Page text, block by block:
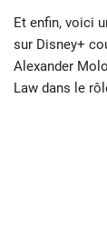
Et enfin, voici
sur Disney+
Alexander
Law dans le